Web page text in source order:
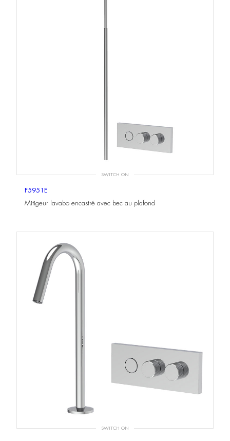
SWITCH ON
F5951E
Mitigeur lavabo encastré avec bec au plafond
SWITCH ON